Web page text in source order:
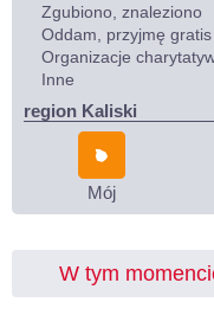
Zgubiono, znaleziono
Oddam, przyjmę gratis
Organizacje
Inne
region Kaliski
Mój
W tym